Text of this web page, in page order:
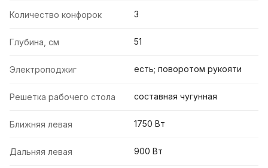
Количество конфорок 3
Глубина, см 51
Электроподжиг есть; поворотом рукояти
Решетка рабочего стола составная чугунная
Ближняя левая 1750 Вт
Дальняя левая 900 Вт